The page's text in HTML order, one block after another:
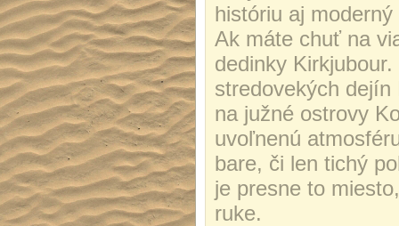
históriu aj
Ak máte chuť na
dedinky
stredovekých
na južné ostrovy
uvoľnenú
bare, či len tichý
je presne to
ruke.